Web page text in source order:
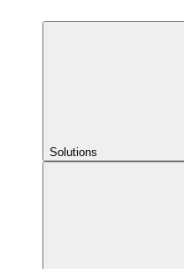
Solutions